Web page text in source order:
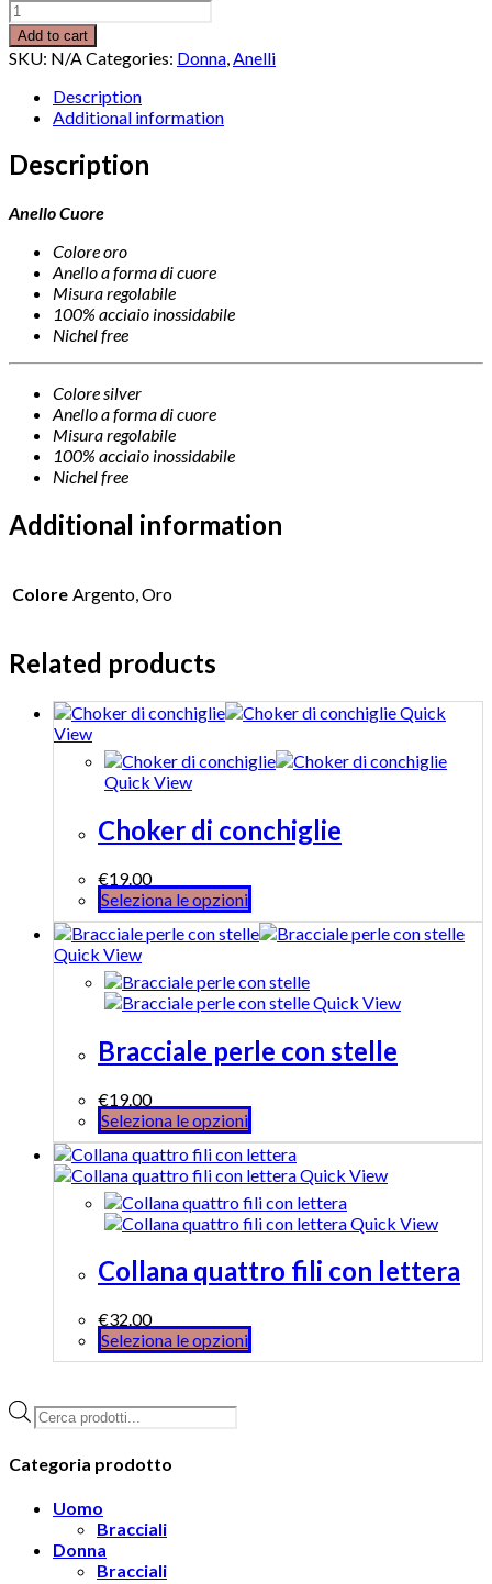
Anello
Cuore
quantity
Add to cart
SKU: N/A Categories: Donna Anelli
Description
Additional information
Description
Anello Cuore
Colore oro
Anello a forma di cuore
Misura regolabile
100% acciaio inossidabile
Nichel free
Colore silver
Anello a forma di cuore
Misura regolabile
100% acciaio inossidabile
Nichel free
Additional information
Colore Argento, Oro
Related products
Quick
View
Quick View
Choker di conchiglie
€19.00
Seleziona le opzioni
Quick View
Quick View
Bracciale perle con stelle
€19.00
Seleziona le opzioni
Quick View
Quick View
Collana quattro fili con lettera
€32.00
Seleziona le opzioni
Products
search
Categoria prodotto
Uomo
Bracciali
Donna
Bracciali